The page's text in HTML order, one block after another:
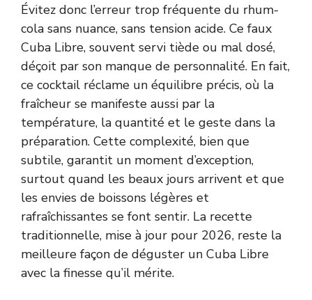
Évitez donc l’erreur trop fréquente du rhum-
cola sans nuance, sans tension acide. Ce faux
Cuba Libre, souvent servi tiède ou mal dosé,
déçoit par son manque de personnalité. En fait,
ce cocktail réclame un équilibre précis, où la
fraîcheur se manifeste aussi par la
température, la quantité et le geste dans la
préparation. Cette complexité, bien que
subtile, garantit un moment d’exception,
surtout quand les beaux jours arrivent et que
les envies de boissons légères et
rafraîchissantes se font sentir. La recette
traditionnelle, mise à jour pour 2026, reste la
meilleure façon de déguster un Cuba Libre
avec la finesse qu’il mérite.